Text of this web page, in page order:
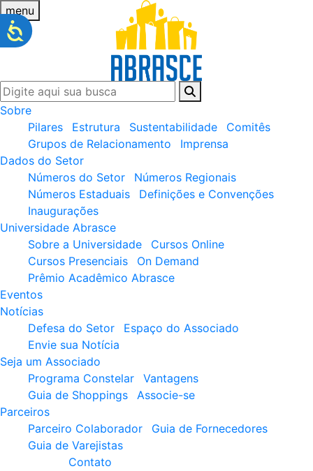
menu
Sobre
Pilares
Estrutura Sustentabilidade
Comitês
Grupos de Relacionamento
Imprensa
Dados do Setor
Números do Setor
Números Regionais
Números Estaduais
Definições e Convenções
Inaugurações
Universidade Abrasce
Sobre a Universidade
Cursos Online
Cursos Presenciais
On Demand
Prêmio Acadêmico Abrasce
Eventos
Notícias
Defesa do Setor
Espaço do Associado
Envie sua Notícia
Seja um Associado
Programa Constelar
Vantagens
Guia de Shoppings
Associe-se
Parceiros
Parceiro Colaborador
Guia de Fornecedores
Guia de Varejistas
Contato